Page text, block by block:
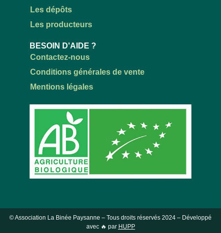
Les dépôts
Les producteurs
BESOIN D'AIDE ?
Contactez-nous
Conditions générales de vente
Mentions légales
© Association La Binée Paysanne – Tous droits réservés 2024 – Développé
avec 🔥 par HUPP